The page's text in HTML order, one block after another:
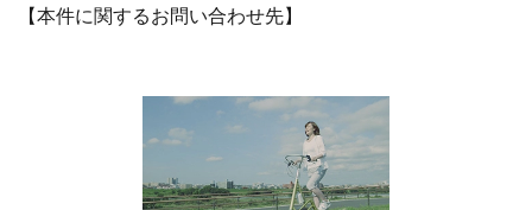
【本件に関するお問い合わせ先】